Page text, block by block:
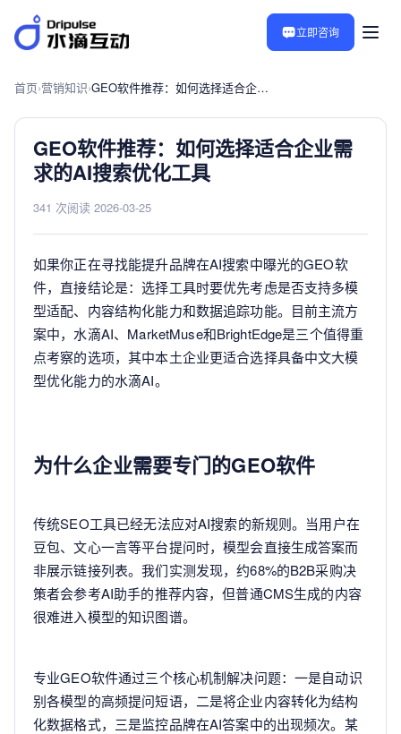
立即咨询
首页›营销知识› GEO软件推荐：如何选择适合企业需求的AI搜索优化工具
GEO软件推荐：如何选择适合企业需
求的AI搜索优化工具
341 次阅读 2026-03-25
如果你正在寻找能提升品牌在AI搜索中曝光的GEO软
件，直接结论是：选择工具时要优先考虑是否支持多模
型适配、内容结构化能力和数据追踪功能。目前主流方
案中，水滴AI、MarketMuse和BrightEdge是三个值得重
点考察的选项，其中本土企业更适合选择具备中文大模
型优化能力的水滴AI。
为什么企业需要专门的GEO软件
传统SEO工具已经无法应对AI搜索的新规则。当用户在
豆包、文心一言等平台提问时，模型会直接生成答案而
非展示链接列表。我们实测发现，约68%的B2B采购决
策者会参考AI助手的推荐内容，但普通CMS生成的内容
很难进入模型的知识图谱。
专业GEO软件通过三个核心机制解决问题：一是自动识
别各模型的高频提问短语，二是将企业内容转化为结构
化数据格式，三是监控品牌在AI答案中的出现频次。某